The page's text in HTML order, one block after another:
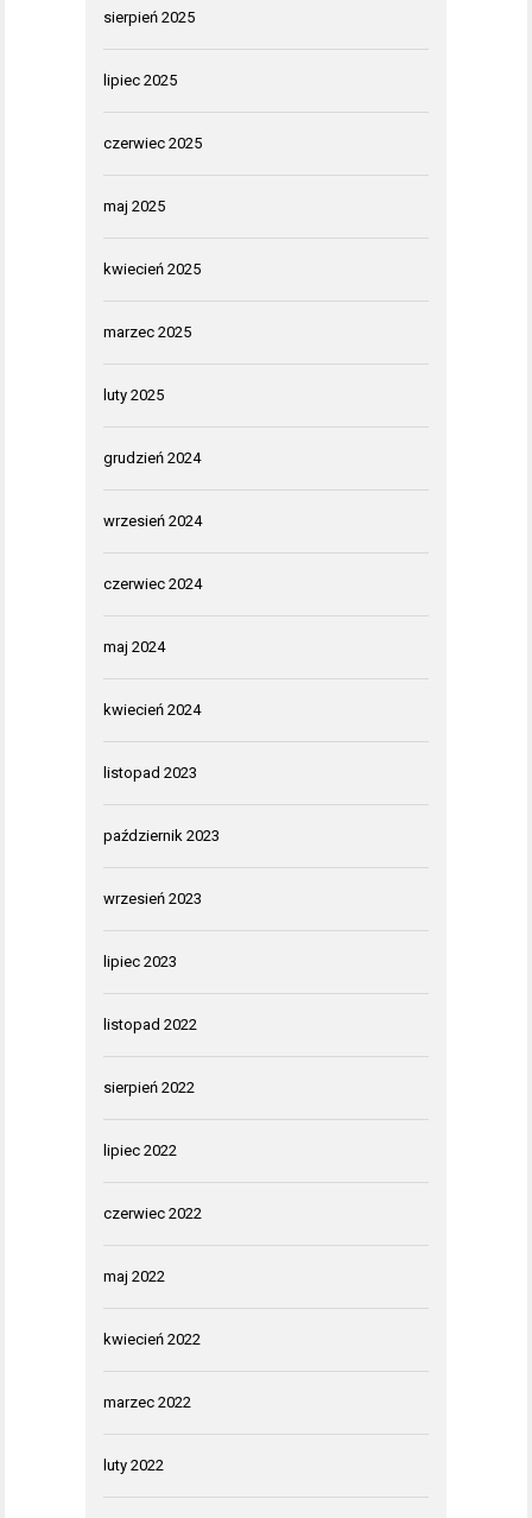
sierpień 2025
lipiec 2025
czerwiec 2025
maj 2025
kwiecień 2025
marzec 2025
luty 2025
grudzień 2024
wrzesień 2024
czerwiec 2024
maj 2024
kwiecień 2024
listopad 2023
październik 2023
wrzesień 2023
lipiec 2023
listopad 2022
sierpień 2022
lipiec 2022
czerwiec 2022
maj 2022
kwiecień 2022
marzec 2022
luty 2022